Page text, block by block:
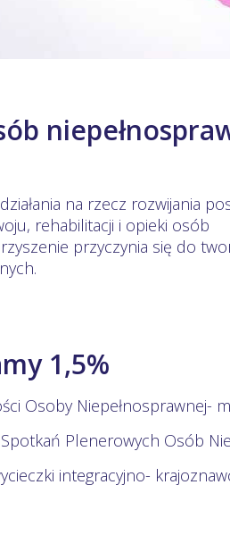
na rzecz rozwijania
rehabilitacji i opieki osób
przyczynia się do
1,5%
Osoby Niepełnosprawnej-
Plenerowych Osób
integracyjno-